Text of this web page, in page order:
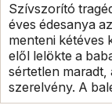
Szívszorító
éves édesanya
menteni kétéves
elől lelökte a
sértetlen
szerelvény. A